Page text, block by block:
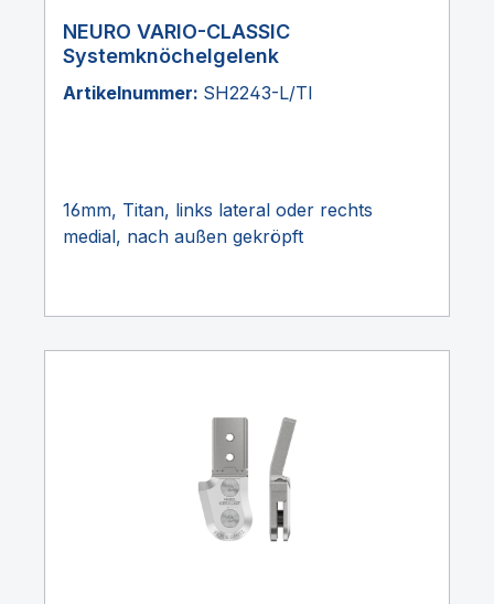
NEURO VARIO-CLASSIC
Systemknöchelgelenk
Artikelnummer: SH2243-L/TI
16mm, Titan, links lateral oder rechts
medial, nach außen gekröpft